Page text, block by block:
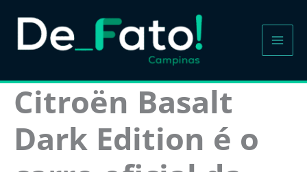
para
Citroën Basalt
Dark Edition é o